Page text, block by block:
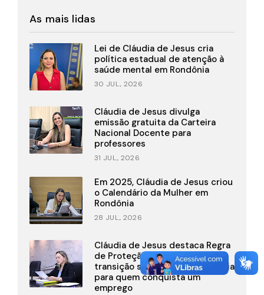
As mais lidas
Lei de Cláudia de Jesus cria
política estadual de atenção à
saúde mental em Rondônia
30 JUL., 2026
Cláudia de Jesus divulga
emissão gratuita da Carteira
Nacional Docente para
professores
31 JUL., 2026
Em 2025, Cláudia de Jesus criou
o Calendário da Mulher em
Rondônia
28 JUL., 2026
Cláudia de Jesus destaca Regra
de Proteção que garante
transição segura do Bolsa Família
para quem conquista um
emprego